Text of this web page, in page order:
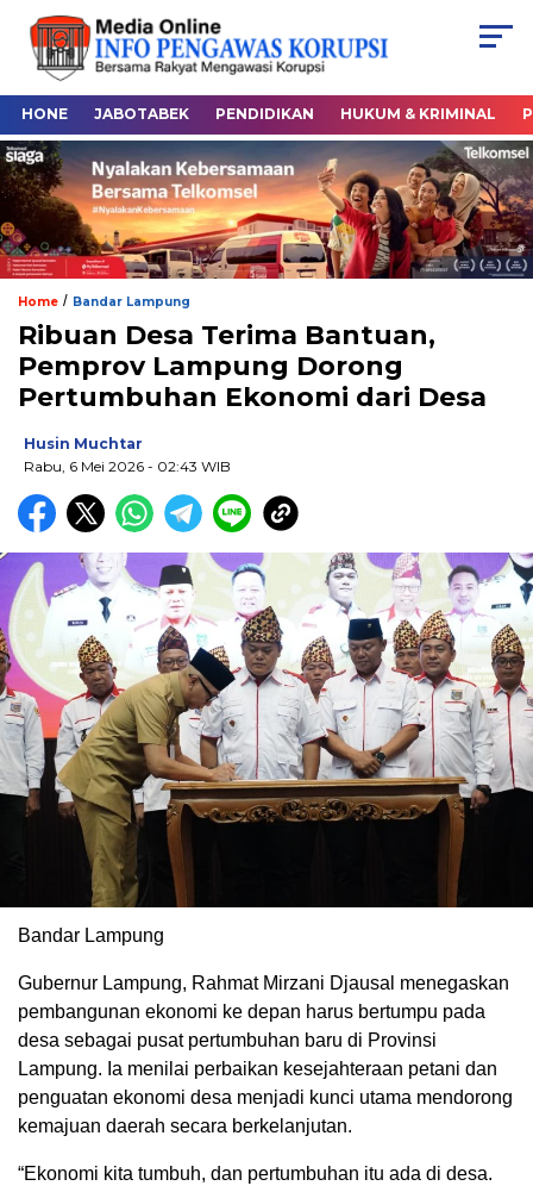
HONE JABOTABEK PENDIDIKAN HUKUM & KRIMINAL
Home / Bandar Lampung
Ribuan Desa Terima Bantuan,
Pemprov Lampung Dorong
Pertumbuhan Ekonomi dari Desa
Husin Muchtar
Rabu, 6 Mei 2026 - 02:43 WIB
Bandar Lampung
Gubernur Lampung, Rahmat Mirzani Djausal menegaskan
pembangunan ekonomi ke depan harus bertumpu pada
desa sebagai pusat pertumbuhan baru di Provinsi
Lampung. Ia menilai perbaikan kesejahteraan petani dan
penguatan ekonomi desa menjadi kunci utama mendorong
kemajuan daerah secara berkelanjutan.
“Ekonomi kita tumbuh, dan pertumbuhan itu ada di desa.